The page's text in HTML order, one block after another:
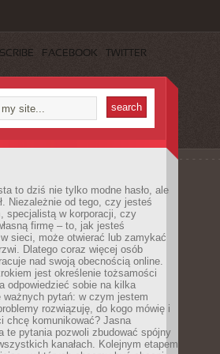
FACEBOOK TWITTER
to dziś nie tylko modne hasło, ale
Niezależnie od tego, czy jesteś
specjalistą w korporacji, czy
firmę – to, jak jesteś
sieci, może otwierać lub zamykać
Dlatego coraz więcej osób
nad swoją obecnością online.
jest określenie tożsamości
odpowiedzieć sobie na kilka
ważnych pytań: w czym jestem
rozwiązuję, do kogo mówię i
chcę komunikować? Jasna
te pytania pozwoli zbudować spójny
kanałach. Kolejnym etapem